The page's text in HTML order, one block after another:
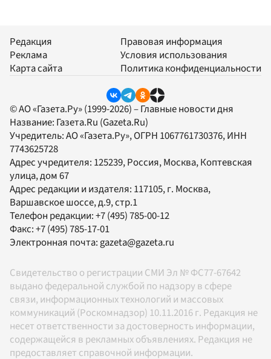
Редакция
Реклама
Карта сайта
Правовая информация
Условия использования
Политика конфиденциальности
© АО «Газета.Ру» (1999-2026) – Главные новости дня
Название: Газета.Ru (Gazeta.Ru)
Учредитель:АО «Газета.Ру», ОГРН 1067761730376, ИНН
7743625728
Адрес учредителя: 125239, Россия, Москва, Коптевская
улица, дом 67
Адрес редакции и издателя: 117105, г. Москва,
Варшавское шоссе, д.9, стр.1
Телефон редакции:+7 (495) 785-00-12
Факс:+7 (495) 785-17-01
Электронная почта: gazeta@gazeta.ru
Свидетельство о регистрации СМИ Эл № ФС77-67642
выдано федеральной службой по надзору в сфере
связи, информационных технологий и массовых
коммуникаций (Роскомнадзор) 10.11.2016 г. Редакция не
несет ответственности за достоверность информации,
содержащейся в рекламных объявлениях. Редакция не
предоставляет справочной информации.